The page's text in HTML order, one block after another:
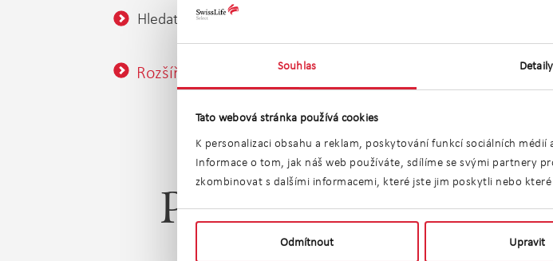
Souhlas Detaily
Tato webová stránka používá cookies
K personalizaci obsahu a reklam, poskytování funkcí sociálních
Informace o tom, jak náš web používáte, sdílíme se svými partnery
zkombinovat s dalšími informacemi, které jste jim poskytli nebo
Odmítnout Upravit
Hledat v okolí:
Rozšířené vyhledávání
Prodej